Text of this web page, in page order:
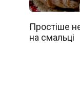
Простіше
на смальці